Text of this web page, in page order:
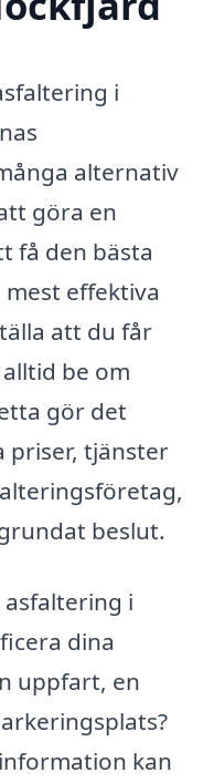
i
alternativ
göra en
få den bästa
mest effektiva
att du får
be om
gör det
priser, tjänster
beslut.
i
dina
uppfart, en
kan